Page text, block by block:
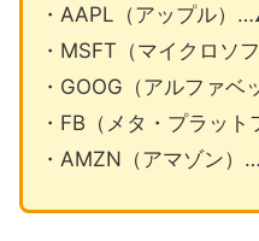
・AAPL（アップル）
・MSFT（マイクロ
・GOOG（アルファ
・FB（メタ・プラッ
・AMZN（アマゾン）…